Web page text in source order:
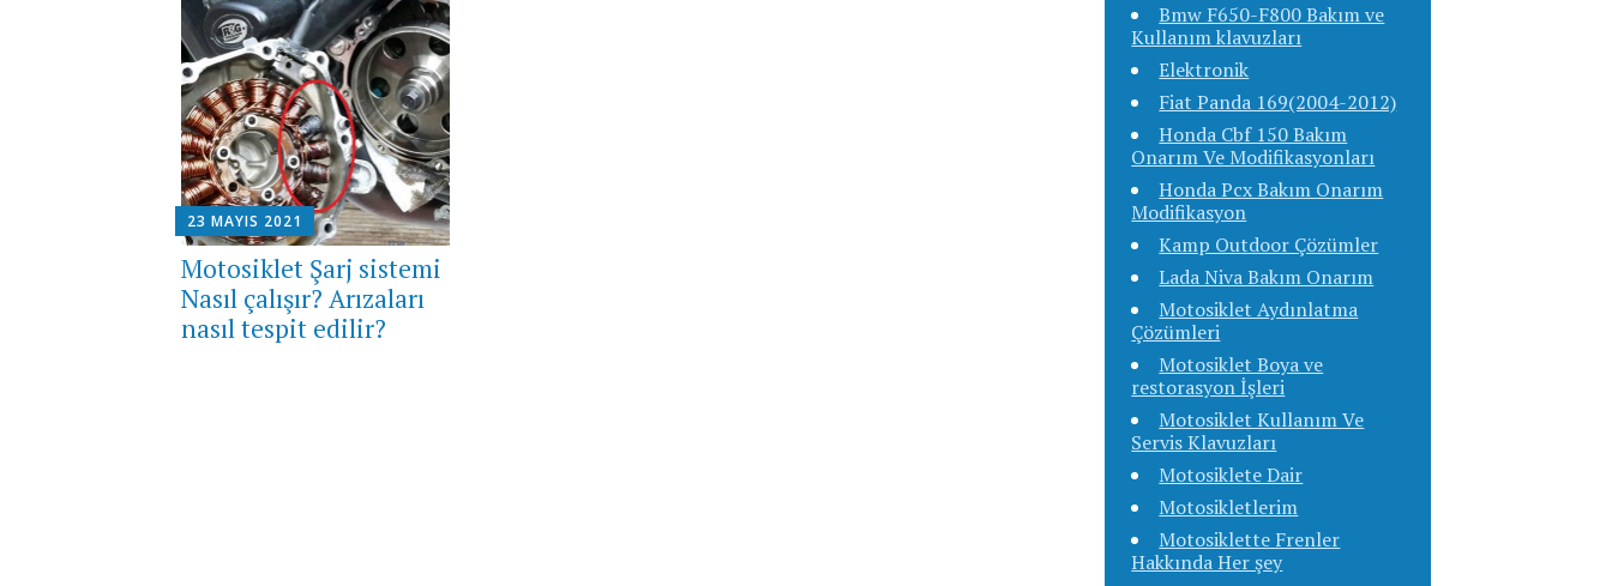
23 MAYIS 2021
Motosiklet Şarj sistemi
Nasıl çalışır? Arızaları
nasıl tespit edilir?
Bmw F650-F800 Bakım ve
Kullanım klavuzları
Elektronik
Fiat Panda 169(2004-2012)
Honda Cbf 150 Bakım
Onarım Ve Modifikasyonları
Honda Pcx Bakım Onarım
Modifikasyon
Kamp Outdoor Çözümler
Lada Niva Bakım Onarım
Motosiklet Aydınlatma
Çözümleri
Motosiklet Boya ve
restorasyon İşleri
Motosiklet Kullanım Ve
Servis Klavuzları
Motosiklete Dair
Motosikletlerim
Motosiklette Frenler
Hakkında Her şey